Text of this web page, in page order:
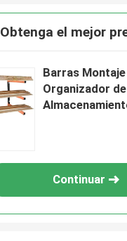
Obtenga el mejor
Barras
Organizador
Continuar